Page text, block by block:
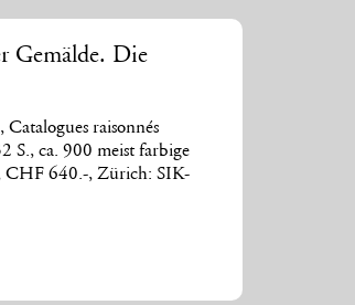
Gemälde. Die
raisonnés
S., ca. 900 meist farbige
CHF 640.-, Zürich: SIK-